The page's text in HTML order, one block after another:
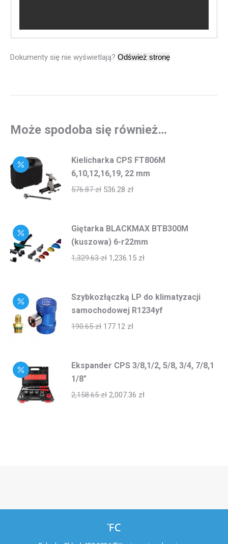
Dokumenty się nie wyświetlają?
Może spodoba się również…
Kielicharka CPS FT806M
6,10,12,16,19, 22 mm
576.87zł 536.28 zł
Giętarka BLACKMAX BTB300M
(kuszowa) 6-r22mm
1,329.63zł 1,236.15 zł
Szybkozłączką LP do klimatyzacji
samochodowej R1234yf
190.65zł 177.12 zł
Ekspander CPS 3/8,1/2, 5/8, 3/4, 7/8,1
1/8"
2,158.65zł 2,007.36 zł